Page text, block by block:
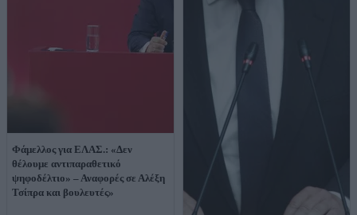
Φάμελλος για ΕΛΑΣ.: «Δεν
θέλουμε αντιπαραθετικό
ψηφοδέλτιο» – Αναφορές σε Αλέξη
Τσίπρα και βουλευτές»